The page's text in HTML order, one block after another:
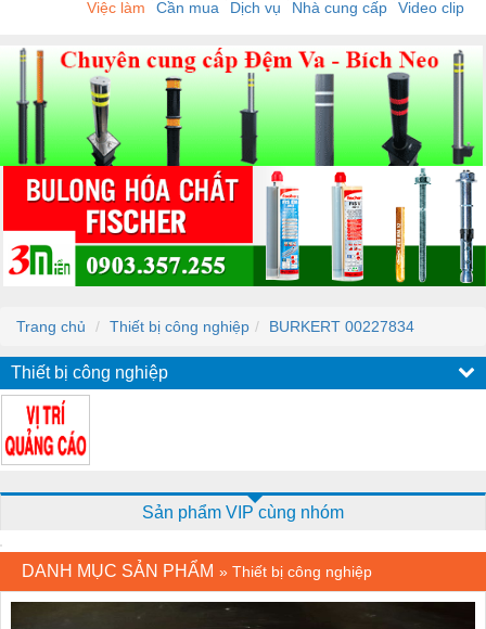
Việc làm Cần mua Dịch vụ Nhà cung cấp Video clip
Trang chủ Thiết bị công nghiệp BURKERT 00227834
Thiết bị công nghiệp
Sản phẩm VIP cùng nhóm
DANH MỤC SẢN PHẨM » Thiết bị công nghiệp